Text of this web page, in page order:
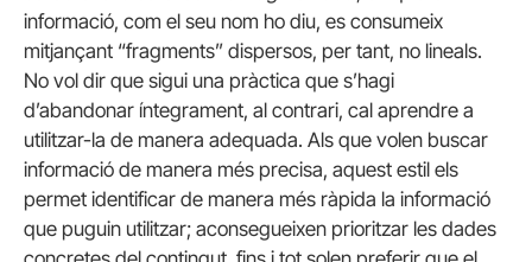
informació, com el seu nom ho diu, es consumeix
mitjançant “fragments” dispersos, per tant, no lineals.
No vol dir que sigui una pràctica que s’hagi
d’abandonar íntegrament, al contrari, cal aprendre a
utilitzar-la de manera adequada. Als que volen buscar
informació de manera més precisa, aquest estil els
permet identificar de manera més ràpida la informació
que puguin utilitzar; aconsegueixen prioritzar les dades